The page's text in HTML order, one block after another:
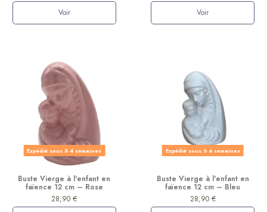
Voir
Voir
Expédié sous 3-4 semaines
Buste Vierge à l'enfant en
faïence 12 cm – Rose
28,90 €
Expédié sous 3-4 semaines
Buste Vierge à l'enfant en
faïence 12 cm – Bleu
28,90 €